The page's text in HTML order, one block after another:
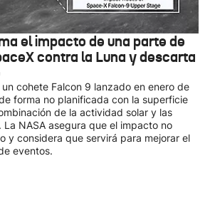
el impacto de una parte de
contra la Luna y descarta
cohete Falcon 9 lanzado en enero de
forma no planificada con la superficie
de la actividad solar y las
NASA asegura que el impacto no
y considera que servirá para mejorar el
eventos.